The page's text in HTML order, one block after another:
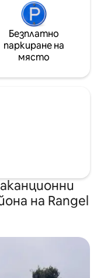
Безплатно
паркиране на
място
на Rangel